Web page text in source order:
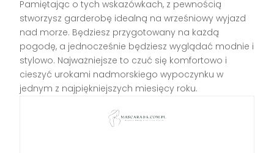
Pamiętając o tych wskazówkach, z pewnością
stworzysz garderobę idealną na wrześniowy wyjazd
nad morze. Będziesz przygotowany na każdą
pogodę, a jednocześnie będziesz wyglądać modnie i
stylowo. Najważniejsze to czuć się komfortowo i
cieszyć urokami nadmorskiego wypoczynku w
jednym z najpiękniejszych miesięcy roku.